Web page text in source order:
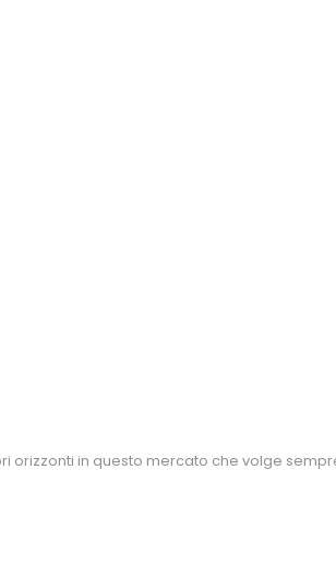
orizzonti in questo mercato che volge